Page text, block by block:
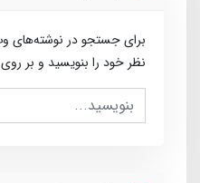
برای جستجو در نوشته‌های
نظر خود را بنویسید و بر